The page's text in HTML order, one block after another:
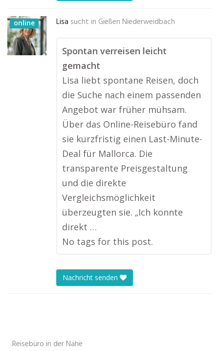
online Lisa sucht in Gießen Niederweidbach
Spontan verreisen leicht
gemacht
Lisa liebt spontane Reisen, doch
die Suche nach einem passenden
Angebot war früher mühsam.
Über das Online-Reisebüro fand
sie kurzfristig einen Last-Minute-
Deal für Mallorca. Die
transparente Preisgestaltung
und die direkte
Vergleichsmöglichkeit
überzeugten sie. „Ich konnte
direkt …
No tags for this post.
Nachricht senden
Reisebüro in der Nähe